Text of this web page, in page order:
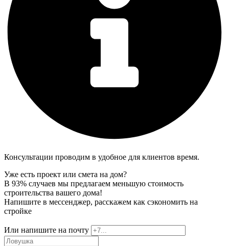
Консультации проводим в удобное для клиентов время.
Уже есть проект или смета на дом?
В 93% случаев мы предлагаем меньшую стоимость
строительства вашего дома!
Напишите в мессенджер, расскажем как сэкономить на
стройке
Или напишите на почту